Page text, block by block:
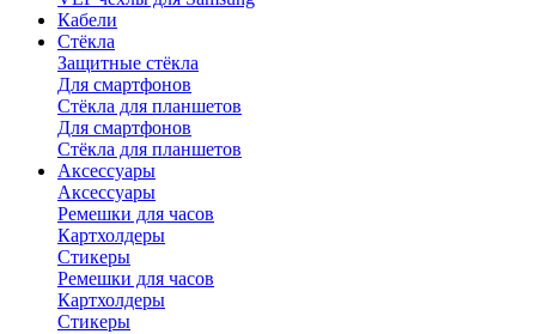
Кабели
Стёкла
Защитные стёкла
Для смартфонов
Стёкла для планшетов
Для смартфонов
Стёкла для планшетов
Аксессуары
Аксессуары
Ремешки для часов
Картхолдеры
Стикеры
Ремешки для часов
Картхолдеры
Стикеры